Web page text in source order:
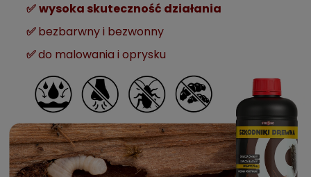
✅wysoka skuteczność działania
✅bezbarwny i bezwonny
✅do malowania i oprysku